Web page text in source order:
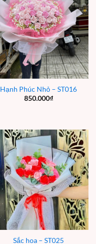
Hạnh Phúc Nhỏ – ST016
850.000₫
Sắc hoa – ST025